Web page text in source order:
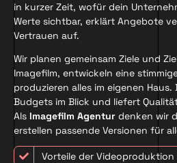
in kurzer Zeit, wofür dein
Werte sichtbar, erklärt Angebote
Vertrauen auf.
Wir planen gemeinsam Ziele und
Imagefilm, entwickeln eine
produzieren alles im eigenen
Budgets im Blick und liefert
Als Imagefilm Agentur denken wir
erstellen passende Versionen für
Vorteile der